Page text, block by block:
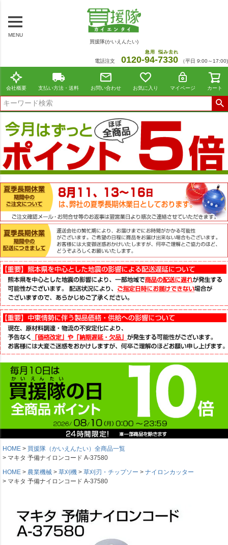
MENU
買援隊(かいえんたい)
電話注文 0120-94
急用
-7330
悩み去れ
（平日 9:00～17:00)
会社概要 支払い方法・送料 お問い合わせ お気に入り マイページ カート
HOME
買援隊（かいえんたい）全商品一覧
マキタ 予備ナイロンコード A-37580
HOME
農業機械 草刈機 草刈刃・チップソー
ナイロンカッター
マキタ 予備ナイロンコード A-37580